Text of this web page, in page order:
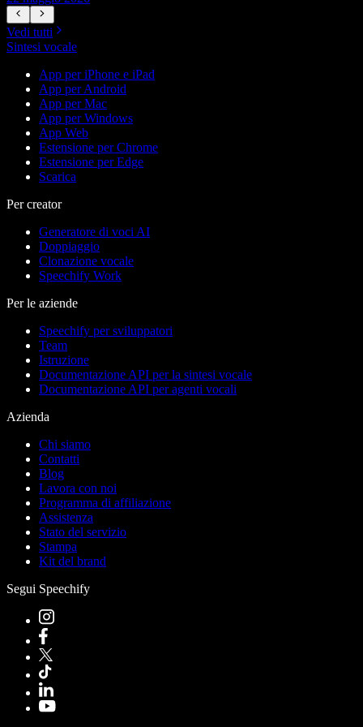
Vedi tutti
Sintesi vocale
App per iPhone e iPad
App per Android
App per Mac
App per Windows
App Web
Estensione per Chrome
Estensione per Edge
Scarica
Per creator
Generatore di voci AI
Doppiaggio
Clonazione vocale
Speechify Work
Per le aziende
Speechify per sviluppatori
Team
Istruzione
Documentazione API per la sintesi vocale
Documentazione API per agenti vocali
Azienda
Chi siamo
Contatti
Blog
Lavora con noi
Programma di affiliazione
Assistenza
Stato del servizio
Stampa
Kit del brand
Segui Speechify